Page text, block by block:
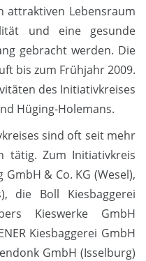
attraktiven Lebensraum
und eine gesunde
gebracht werden. Die
bis zum Frühjahr 2009.
des Initiativkreises
Hüging-Holemans.
sind oft seit mehr
tätig. Zum Initiativkreis
& Co. KG (Wesel),
die Boll Kiesbaggerei
Kieswerke GmbH
Kiesbaggerei GmbH
GmbH (Isselburg)